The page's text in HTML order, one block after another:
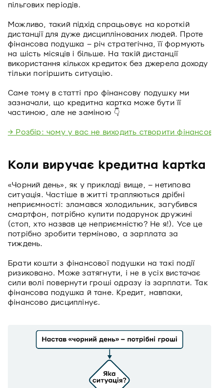
пільгових періодів.
Можливо, такий підхід спрацьовує на короткій
дистанції для дуже дисциплінованих людей. Проте
фінансова подушка – річ стратегічна, її формують
на шість місяців і більше. На такій дистанції
використання кількох кредиток без джерела доходу
тільки погіршить ситуацію.
Саме тому в статті про фінансову подушку ми
зазначали, що кредитна картка може бути її
частиною, але не заміною 👇
→ Розбір: чому у вас не виходить створити
Коли виручає кредитна картка
«Чорний день», як у прикладі вище, – нетипова
ситуація. Частіше в житті трапляються дрібні
неприємності: зламався холодильник, загубився
смартфон, потрібно купити подарунок дружині
(стоп, хто назвав це неприємністю? Не я!). Усе це
потрібно зробити терміново, а зарплата за
тиждень.
Брати кошти з фінансової подушки на такі події
ризиковано. Може затягнути, і не в усіх вистачає
сили волі повернути гроші одразу із зарплати. Так
фінансова подушка й тане. Кредит, навпаки,
фінансово дисциплінує.